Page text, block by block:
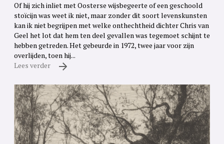
Of hij zich inliet met Oosterse wijsbegeerte of een geschoold
stoïcijn was weet ik niet, maar zonder dit soort levenskunsten
kan ik niet begrijpen met welke onthechtheid dichter Chris van
Geel het lot dat hem ten deel gevallen was tegemoet schijnt te
hebben getreden. Het gebeurde in 1972, twee jaar voor zijn
overlijden, toen hij...
Lees verder